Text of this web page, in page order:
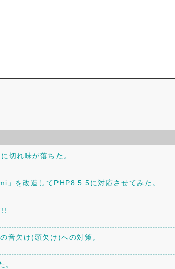
切れ味が落ちた。
を改造してPHP8.5.5に対応させてみた。
音欠け(頭欠け)への対策。
。